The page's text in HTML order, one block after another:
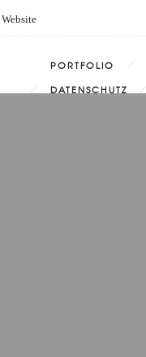
PORTFOLIO
DATENSCHUTZ